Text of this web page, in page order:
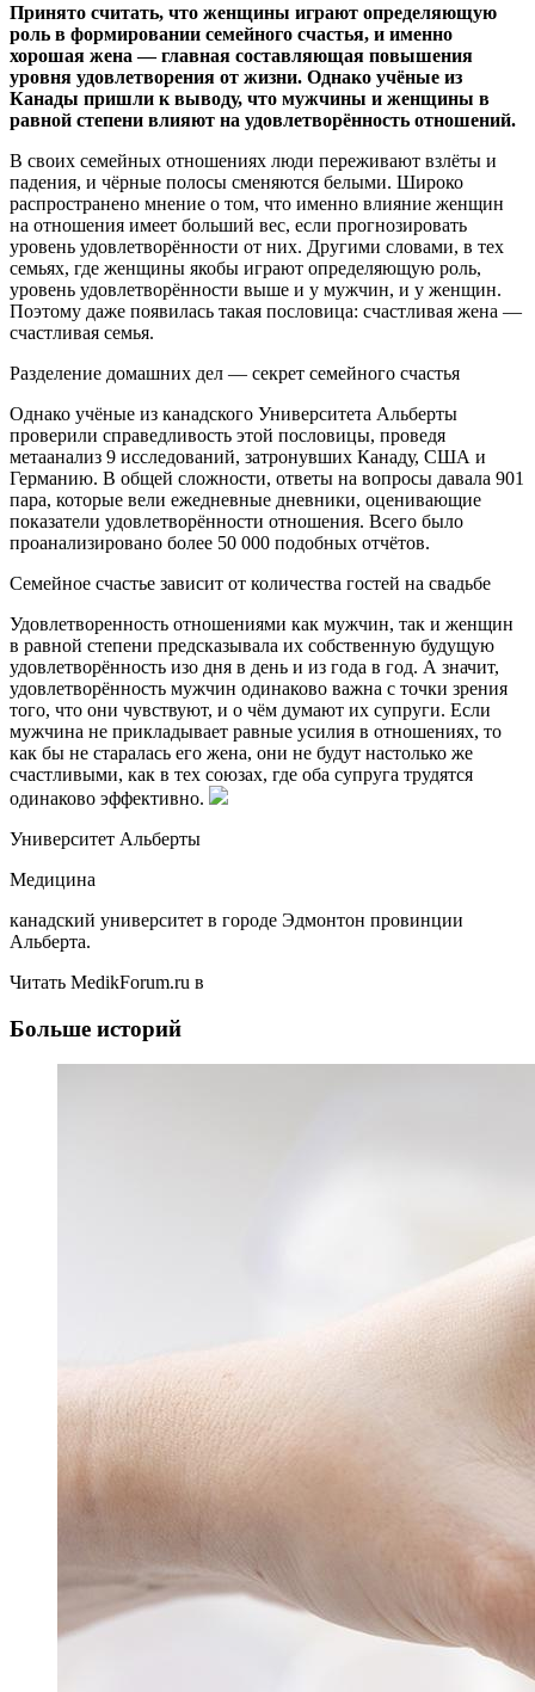
Принято считать, что женщины играют определяющую
роль в формировании семейного счастья, и именно
хорошая жена — главная составляющая повышения
уровня удовлетворения от жизни. Однако учёные из
Канады пришли к выводу, что мужчины и женщины в
равной степени влияют на удовлетворённость отношений.
В своих семейных отношениях люди переживают взлёты и
падения, и чёрные полосы сменяются белыми. Широко
распространено мнение о том, что именно влияние женщин
на отношения имеет больший вес, если прогнозировать
уровень удовлетворённости от них. Другими словами, в тех
семьях, где женщины якобы играют определяющую роль,
уровень удовлетворённости выше и у мужчин, и у женщин.
Поэтому даже появилась такая пословица: счастливая жена —
счастливая семья.
Разделение домашних дел — секрет семейного счастья
Однако учёные из канадского Университета Альберты
проверили справедливость этой пословицы, проведя
метаанализ 9 исследований, затронувших Канаду, США и
Германию. В общей сложности, ответы на вопросы давала 901
пара, которые вели ежедневные дневники, оценивающие
показатели удовлетворённости отношения. Всего было
проанализировано более 50 000 подобных отчётов.
Семейное счастье зависит от количества гостей на свадьбе
Удовлетворенность отношениями как мужчин, так и женщин
в равной степени предсказывала их собственную будущую
удовлетворённость изо дня в день и из года в год. А значит,
удовлетворённость мужчин одинаково важна с точки зрения
того, что они чувствуют, и о чём думают их супруги. Если
мужчина не прикладывает равные усилия в отношениях, то
как бы не старалась его жена, они не будут настолько же
счастливыми, как в тех союзах, где оба супруга трудятся
одинаково эффективно.
Университет Альберты
Медицина
канадский университет в городе Эдмонтон провинции
Альберта.
Читать MedikForum.ru в
Больше историй